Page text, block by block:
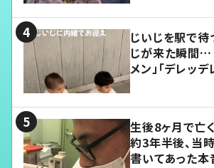
じいじを駅で
じが来た瞬間…
メン」「デレッデ
生後8ヶ月で亡
約3年半後、当
書いてあった本